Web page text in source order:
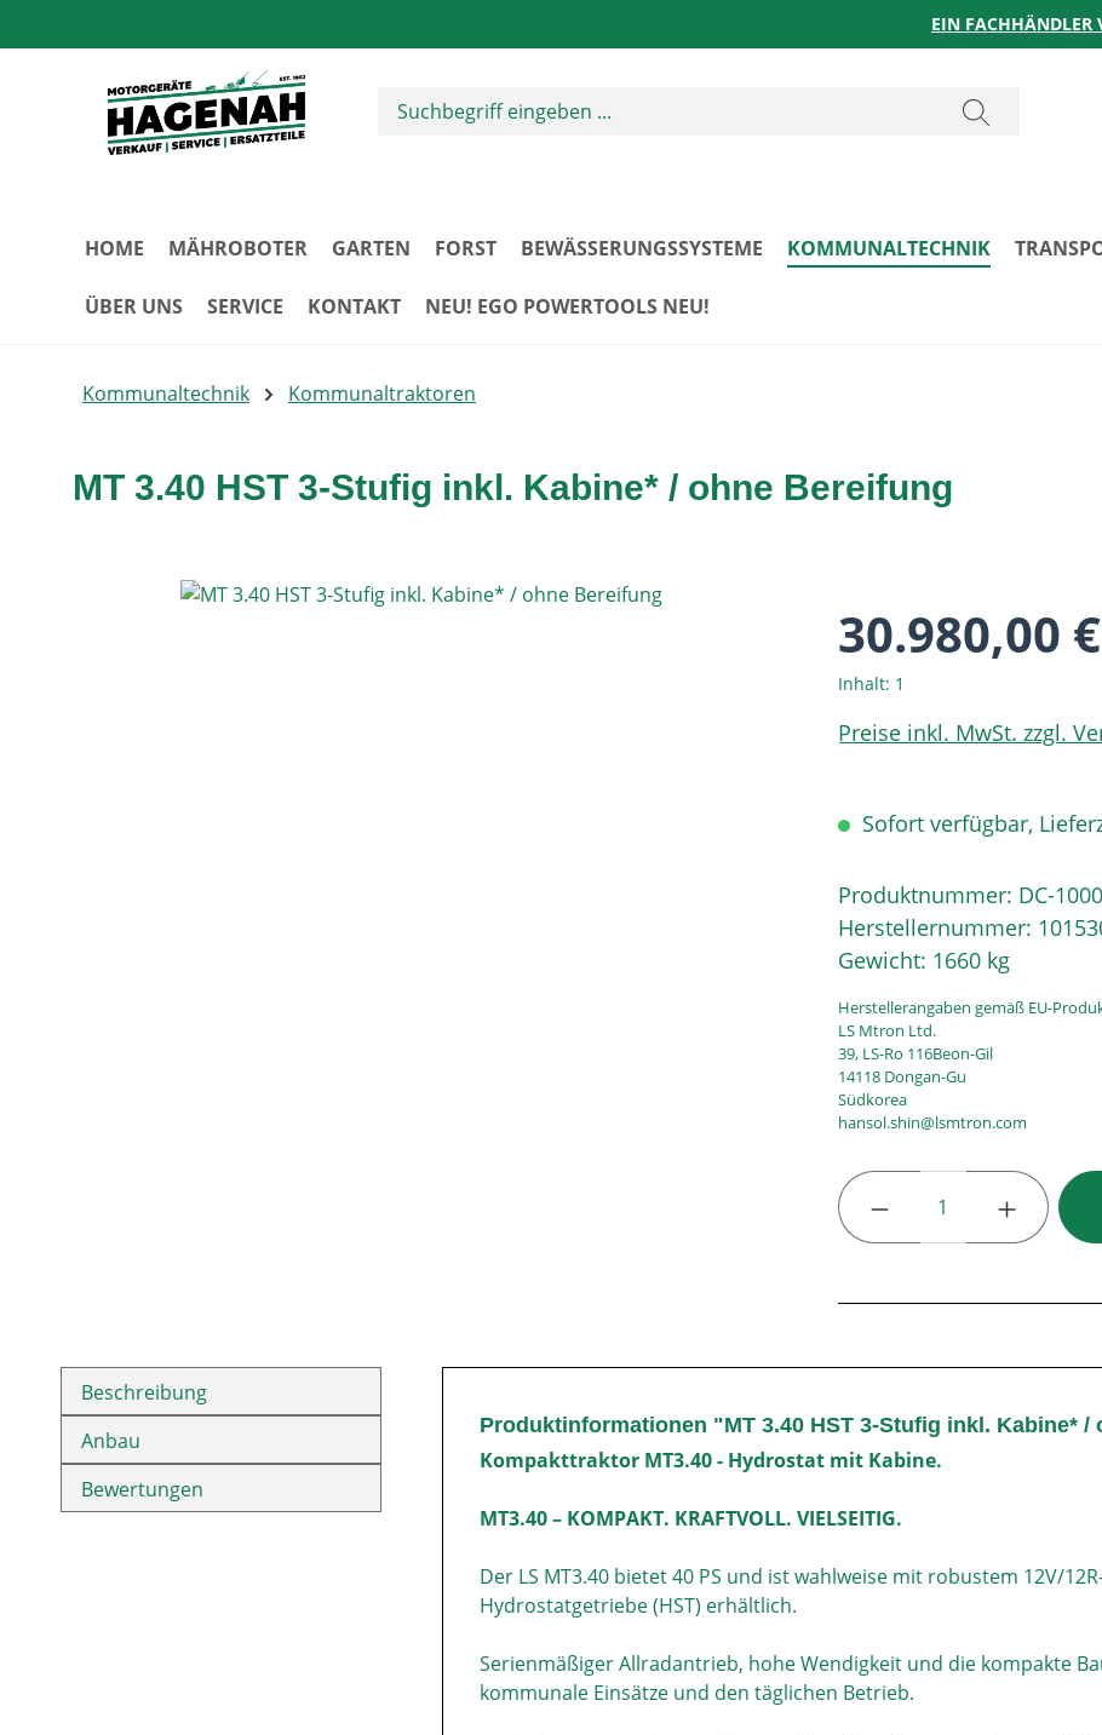
EIN FACHHÄNDLER
HOME MÄHROBOTER GARTEN FORST BEWÄSSERUNGSSYSTEME KOMMUNALTECHNIK
ÜBER UNS SERVICE KONTAKT NEU! EGO POWERTOOLS NEU!
Kommunaltechnik Kommunaltraktoren
MT 3.40 HST 3-Stufig inkl. Kabine* / ohne Bereifung
Bildergalerie überspringen
30.980,00
Inhalt: 1
Preise inkl. MwSt. zzgl.
Sofort verfügbar,
Produktnummer: DC-
Herstellernummer:
Gewicht: 1660 kg
Herstellerangaben gemäß EU-
LS Mtron Ltd.
39, LS-Ro 116Beon-Gil
14118 Dongan-Gu
Südkorea
hansol.shin@lsmtron.com
Produkt Anzahl:
Beschreibung
Anbau
Bewertungen
Produktinformationen "MT 3.40 HST 3-Stufig inkl. Kabine* /
Kompakttraktor MT3.40 - Hydrostat mit Kabine.
MT3.40 – KOMPAKT. KRAFTVOLL. VIELSEITIG.
Der LS MT3.40 bietet 40 PS und ist wahlweise mit robustem 12V/
Hydrostatgetriebe (HST) erhältlich.
Serienmäßiger Allradantrieb, hohe Wendigkeit und die kompakte
kommunale Einsätze und den täglichen Betrieb.